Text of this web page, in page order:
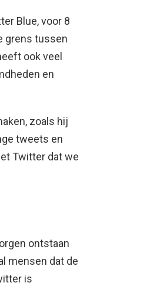
Blue, voor 8
grens tussen
ook veel
en
zoals hij
tweets en
Twitter dat we
ontstaan
mensen dat de
is